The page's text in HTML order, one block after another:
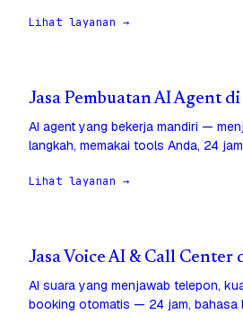
Lihat layanan →
Jasa Pembuatan AI Agent
AI agent yang bekerja mandiri —
langkah, memakai tools Anda, 24
Lihat layanan →
Jasa Voice AI & Call Center
AI suara yang menjawab telepon,
booking otomatis — 24 jam, bahasa